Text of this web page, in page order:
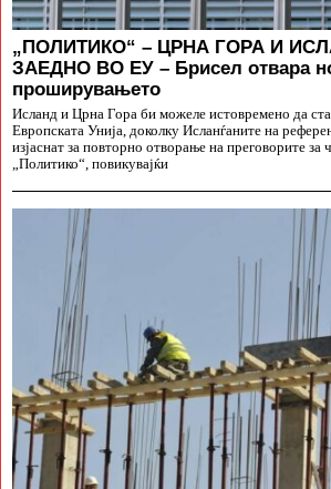
„ПОЛИТИКО“ – ЦРНА ГОРА И
ЗАЕДНО ВО ЕУ – Брисел отвара
проширувањето
Исланд и Црна Гора би можеле истовремено да
Европската Унија, доколку Исланѓаните на
изјаснат за повторно отворање на преговорите за
„Политико“, повикувајќи